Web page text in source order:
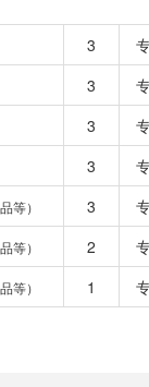
3
3
3
3
等） 3
等） 2
等） 1